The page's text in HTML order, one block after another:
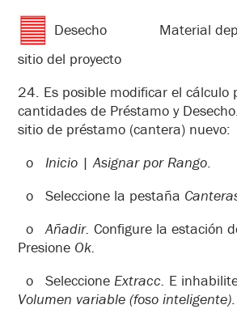
Desecho Material
sitio del proyecto
24. Es posible modificar el cálculo
cantidades de Préstamo y
sitio de préstamo (cantera) nuevo:
o Inicio | Asignar por Rango
o Seleccione la pestaña
o Añadir. Configure la estación
Presione Ok.
o Seleccione Extracc. E
Volumen variable (foso inteligente)